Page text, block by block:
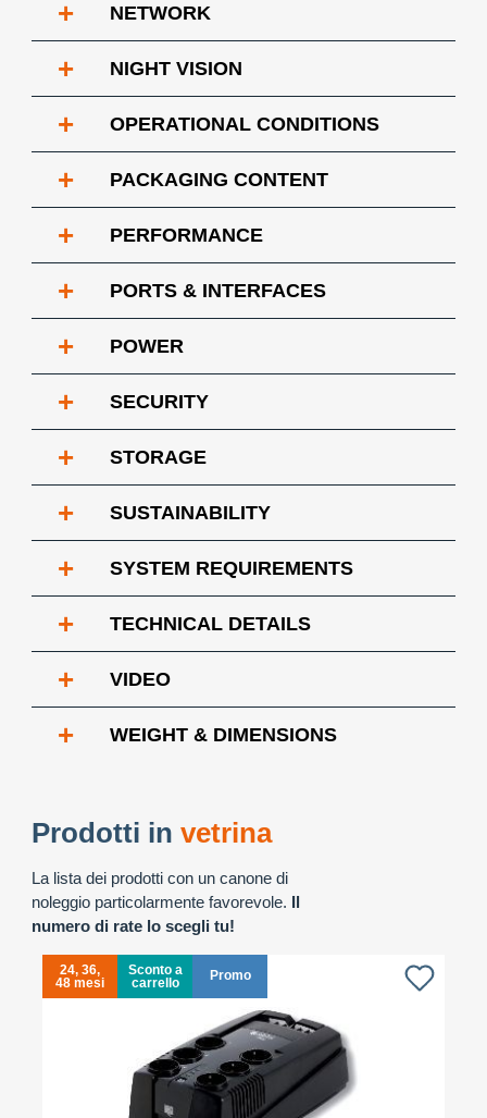
+ NETWORK
+ NIGHT VISION
+ OPERATIONAL CONDITIONS
+ PACKAGING CONTENT
+ PERFORMANCE
+ PORTS & INTERFACES
+ POWER
+ SECURITY
+ STORAGE
+ SUSTAINABILITY
+ SYSTEM REQUIREMENTS
+ TECHNICAL DETAILS
+ VIDEO
+ WEIGHT & DIMENSIONS
Prodotti in vetrina
La lista dei prodotti con un canone di
noleggio particolarmente favorevole. Il
numero di rate lo scegli tu!
24, 36,
48 mesi
Sconto a
carrello
Promo